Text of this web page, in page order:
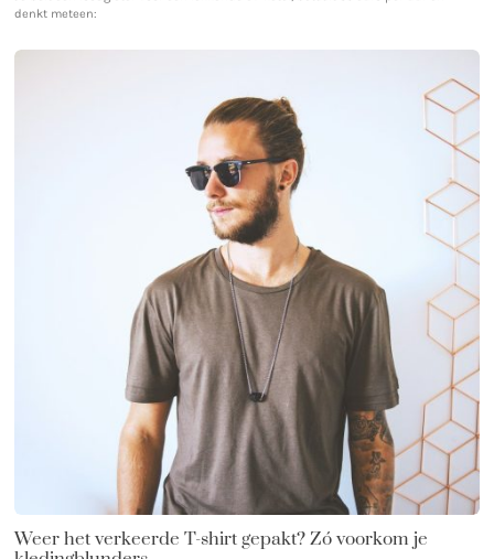
denkt meteen:
Weer het verkeerde T-shirt gepakt? Zó voorkom je